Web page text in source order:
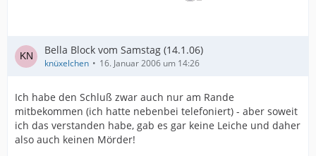
Bella Block vom Samstag (14.1.06)
knüxelchen 16. Januar 2006 um 14:26
Ich habe den Schluß zwar auch nur am Rande
mitbekommen (ich hatte nebenbei telefoniert) - aber soweit
ich das verstanden habe, gab es gar keine Leiche und daher
also auch keinen Mörder!